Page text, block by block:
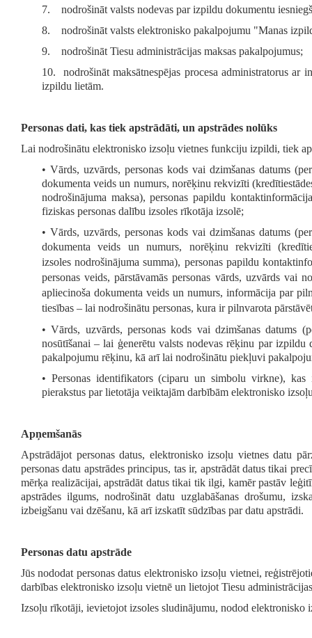
7. nodrošināt valsts nodevas par izpildu dokumentu
8. nodrošināt valsts elektronisko pakalpojumu "Manas
9. nodrošināt Tiesu administrācijas maksas pakalpojumus;
10. nodrošināt maksātnespējas procesa administratorus ar
izpildu lietām.
Personas dati, kas tiek apstrādāti, un apstrādes nolūks
Lai nodrošinātu elektronisko izsoļu vietnes funkciju izpildi, tiek
• Vārds, uzvārds, personas kods vai dzimšanas datums
dokumenta veids un numurs, norēķinu rekvizīti
nodrošinājuma maksa), personas papildu
fiziskas personas dalību izsoles rīkotāja izsolē;
• Vārds, uzvārds, personas kods vai dzimšanas datums
dokumenta veids un numurs, norēķinu rekvizīti
izsolesnodrošinājuma summa), personas papildu
personas veids, pārstāvamās personas vārds, uzvārds vai
apliecinoša dokumenta veids un numurs, informācija par
tiesības – lai nodrošinātu personas, kura ir pilnvarota
• Vārds, uzvārds, personas kods vai dzimšanas datums
nosūtīšanai – lai ģenerētu valsts nodevas rēķinu par
pakalpojumu rēķinu, kā arī lai nodrošinātu piekļuvi
• Personas identifikators (ciparu un simbolu virkne),
pierakstus par lietotāja veiktajām darbībām elektronisko
Apņemšanās
Apstrādājot personas datus, elektronisko izsoļu vietnes datu
personas datu apstrādes principus, tas ir, apstrādāt datus tikai
mērķa realizācijai, apstrādāt datus tikai tik ilgi, kamēr pastāv
apstrādes ilgums, nodrošināt datu uzglabāšanas drošumu,
izbeigšanu vai dzēšanu, kā arī izskatīt sūdzības par datu apstrādi.
Personas datu apstrāde
Jūs nododat personas datus elektronisko izsoļu vietnei,
darbības elektronisko izsoļu vietnē un lietojot Tiesu
Izsoļu rīkotāji, ievietojot izsoles sludinājumu, nodod elektronisko